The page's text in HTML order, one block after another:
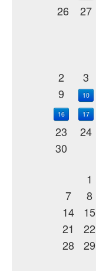
26
27
2
3
9
10
16 17
23
24
30
1
7
8
14
15
21
22
28
29